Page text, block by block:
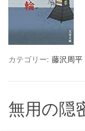
カテゴリー: 藤沢周平
無用の隠